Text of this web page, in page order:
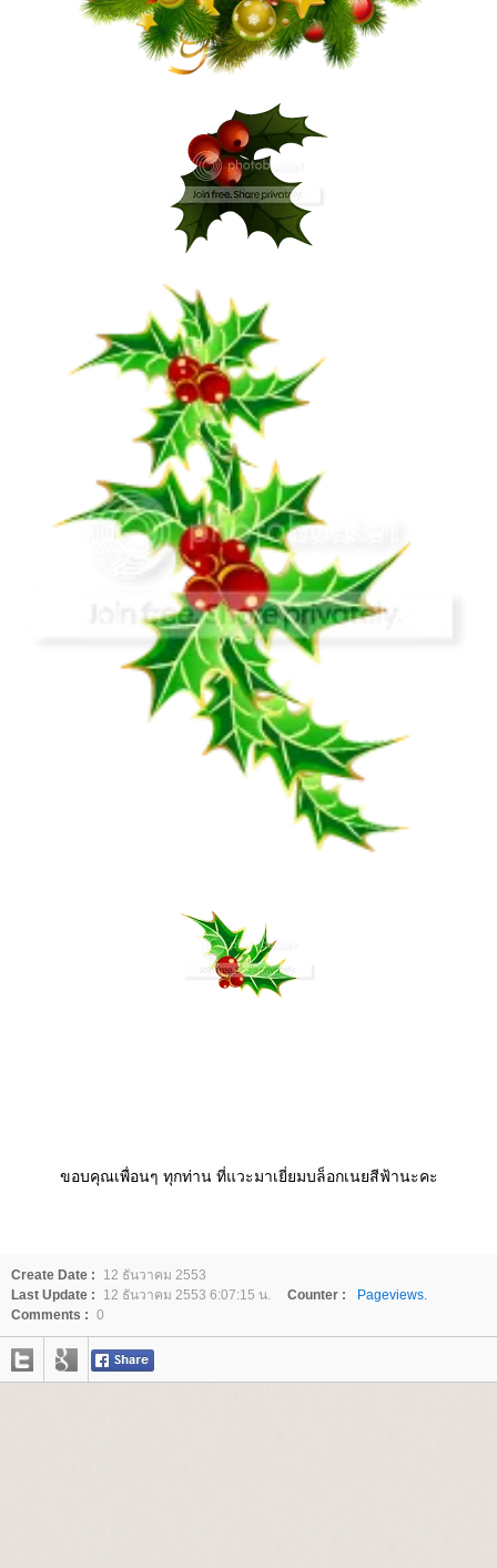
ขอบคุณเพื่อนๆ ทุกท่าน ที่แวะมาเยี่ยมบล็อกเนยสีฟ้านะคะ
Create Date :
12 ธันวาคม 2553
Last Update :
12 ธันวาคม 2553 6:07:15 น. Counter :
Pageviews.
Comments : 0